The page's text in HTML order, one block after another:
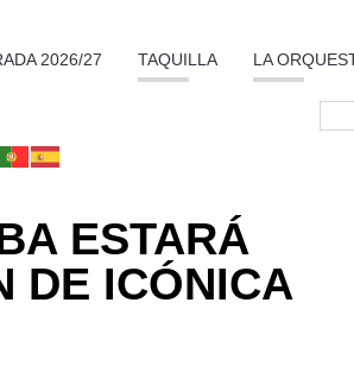
2026/27 TAQUILLA LA
ESTARÁ
DE ICÓNICA